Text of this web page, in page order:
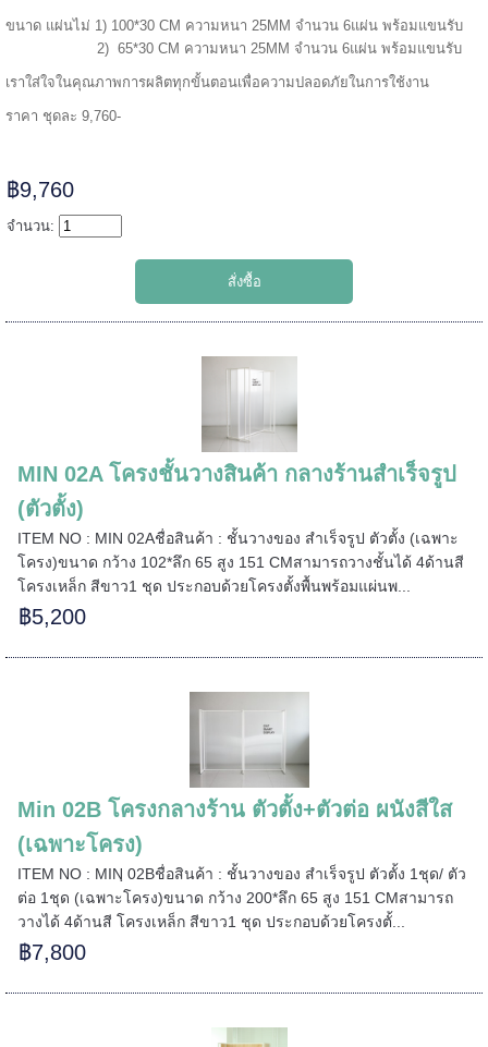
ขนาด แผ่นไม่ 1) 100*30 CM ความหนา 25MM จำนวน 6แผ่น พร้อมแขนรับ
2) 65*30 CM ความหนา 25MM จำนวน 6แผ่น พร้อมแขนรับ
เราใส่ใจในคุณภาพการผลิตทุกขั้นตอนเพื่อความปลอดภัยในการใช้งาน
ราคา ชุดละ 9,760-
฿9,760
จำนวน:
MIN 02A โครงชั้นวางสินค้า กลางร้านสำเร็จรูป
(ตัวตั้ง)
ITEM NO : MIN 02Aชื่อสินค้า : ชั้นวางของ สำเร็จรูป ตัวตั้ง (เฉพาะ
โครง)ขนาด กว้าง 102*ลึก 65 สูง 151 CMสามารถวางชั้นได้ 4ด้านสี
โครงเหล็ก สีขาว1 ชุด ประกอบด้วยโครงตั้งพื้นพร้อมแผ่นพ...
฿5,200
Min 02B โครงกลางร้าน ตัวตั้ง+ตัวต่อ ผนังสีใส
(เฉพาะโครง)
ITEM NO : MINฺ 02Bชื่อสินค้า : ชั้นวางของ สำเร็จรูป ตัวตั้ง 1ชุด/ ตัว
ต่อ 1ชุด (เฉพาะโครง)ขนาด กว้าง 200*ลึก 65 สูง 151 CMสามารถ
วางได้ 4ด้านสี โครงเหล็ก สีขาว1 ชุด ประกอบด้วยโครงตั้...
฿7,800